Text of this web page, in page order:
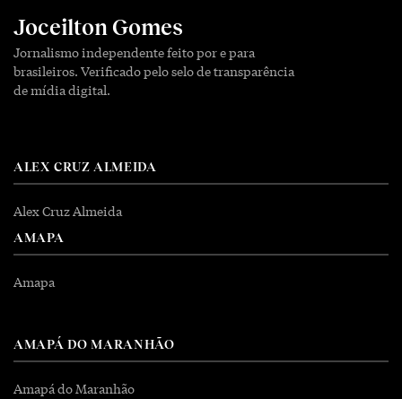
Joceilton Gomes
Jornalismo independente feito por e para
brasileiros. Verificado pelo selo de transparência
de mídia digital.
ALEX CRUZ ALMEIDA
Alex Cruz Almeida
AMAPA
Amapa
AMAPÁ DO MARANHÃO
Amapá do Maranhão